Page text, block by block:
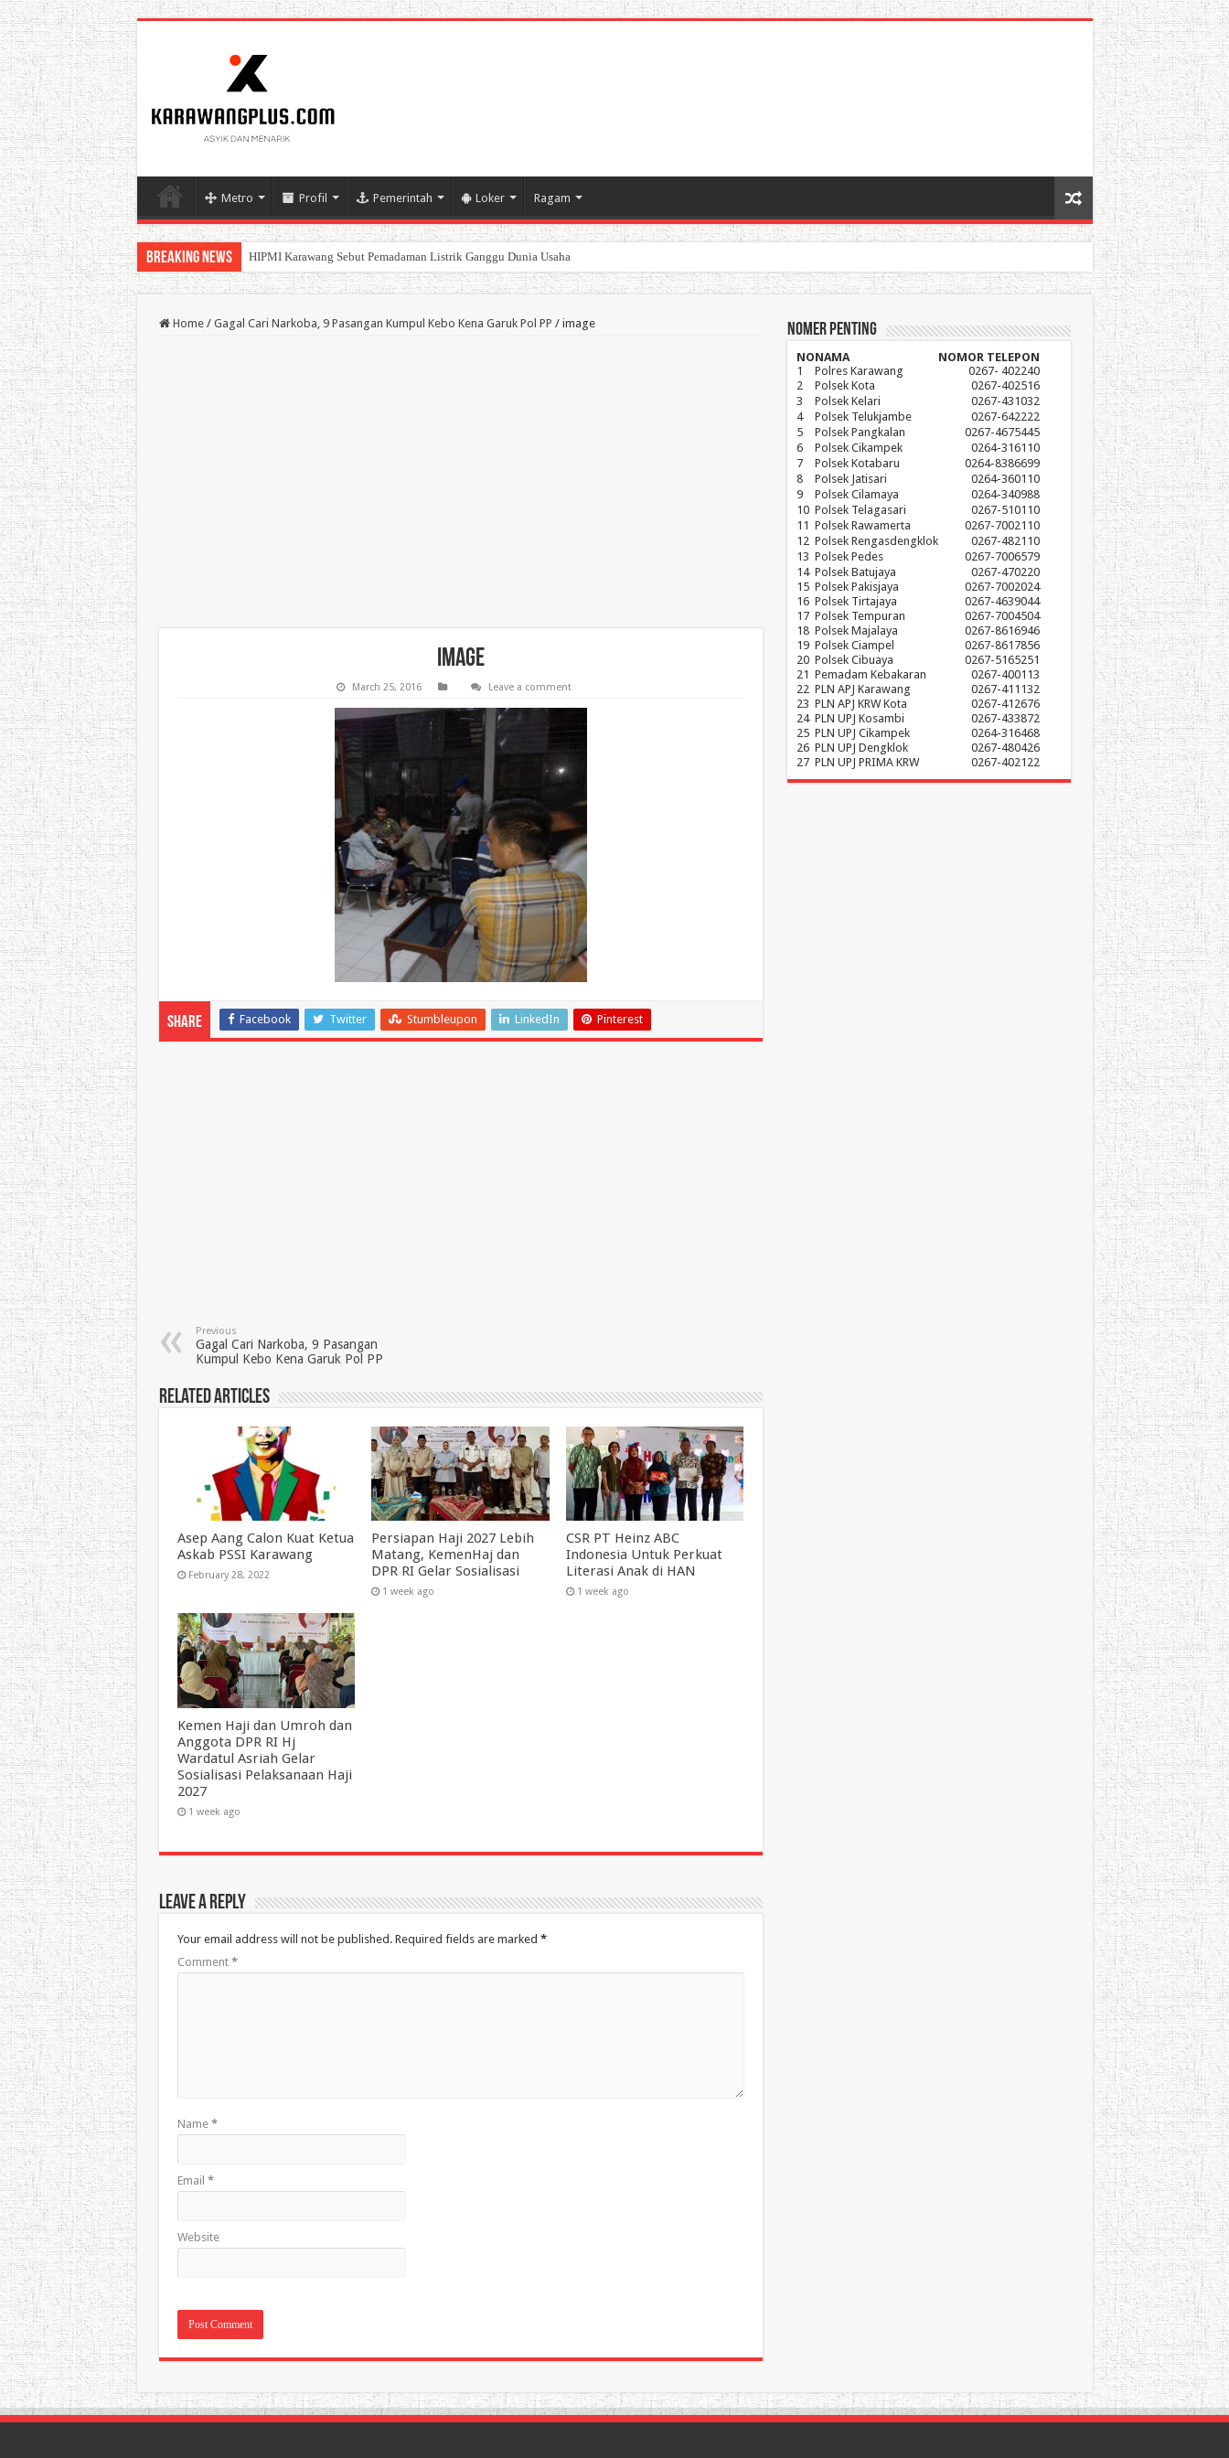
Metro Profil Pemerintah Loker Ragam
Breaking News HIPMI Karawang Sebut Pemadaman Listrik Ganggu Dunia Usaha
BPK Ganjar WTP ke 11 Pada Laporan Keuangan Pemda Karawang
Home / Gagal Cari Narkoba, 9 Pasangan Kumpul Kebo Kena Garuk Pol PP / image
image
March 25, 2016 Leave a comment
Share Facebook Twitter Stumbleupon LinkedIn Pinterest
Previous
Gagal Cari Narkoba, 9 Pasangan
Kumpul Kebo Kena Garuk Pol PP
Related Articles
Asep Aang Calon Kuat Ketua
Askab PSSI Karawang
February 28, 2022
Persiapan Haji 2027 Lebih
Matang, KemenHaj dan
DPR RI Gelar Sosialisasi
1 week ago
CSR PT Heinz ABC
Indonesia Untuk Perkuat
Literasi Anak di HAN
1 week ago
Kemen Haji dan Umroh dan
Anggota DPR RI Hj
Wardatul Asriah Gelar
Sosialisasi Pelaksanaan Haji
2027
1 week ago
Leave a Reply
Your email address will not be published. Required fields are marked *
Comment *
Name *
Email *
Website
Nomer Penting
NONAMA
NOMOR TELEPON
1
Polres Karawang
0267- 402240
2
Polsek Kota
0267-402516
3
Polsek Kelari
0267-431032
4
Polsek Telukjambe
0267-642222
5
Polsek Pangkalan
0267-4675445
6
Polsek Cikampek
0264-316110
7
Polsek Kotabaru
0264-8386699
8
Polsek Jatisari
0264-360110
9
Polsek Cilamaya
0264-340988
10 Polsek Telagasari
0267-510110
11 Polsek Rawamerta
0267-7002110
12 Polsek Rengasdengklok
0267-482110
13 Polsek Pedes
0267-7006579
14 Polsek Batujaya
0267-470220
15 Polsek Pakisjaya
0267-7002024
16 Polsek Tirtajaya
0267-4639044
17 Polsek Tempuran
0267-7004504
18 Polsek Majalaya
0267-8616946
19 Polsek Ciampel
0267-8617856
20 Polsek Cibuaya
0267-5165251
21 Pemadam Kebakaran
0267-400113
22 PLN APJ Karawang
0267-411132
23 PLN APJ KRW Kota
0267-412676
24 PLN UPJ Kosambi
0267-433872
25 PLN UPJ Cikampek
0264-316468
26 PLN UPJ Dengklok
0267-480426
27 PLN UPJ PRIMA KRW 0267-402122